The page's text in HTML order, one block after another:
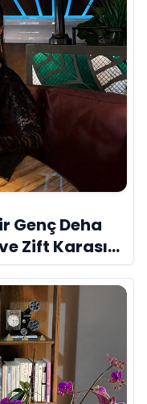
Genç Deha
Zift Karası